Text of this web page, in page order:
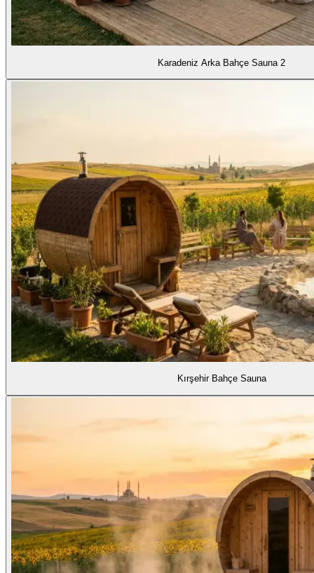
Karadeniz Arka Bahçe Sauna 2
Kırşehir Bahçe Sauna